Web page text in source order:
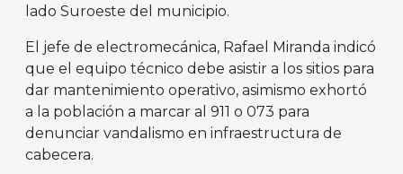
lado Suroeste del municipio.
El jefe de electromecánica, Rafael Miranda indicó
que el equipo técnico debe asistir a los sitios para
dar mantenimiento operativo, asimismo exhortó
a la población a marcar al 911 o 073 para
denunciar vandalismo en infraestructura de
cabecera.